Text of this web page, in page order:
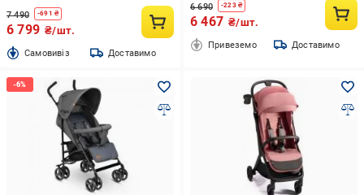
7 490 -691 ₴
6 799 ₴/шт.
Cамовивіз Доставимо
6 690 -223₴
6 467 ₴/шт.
Привеземо Доставимо